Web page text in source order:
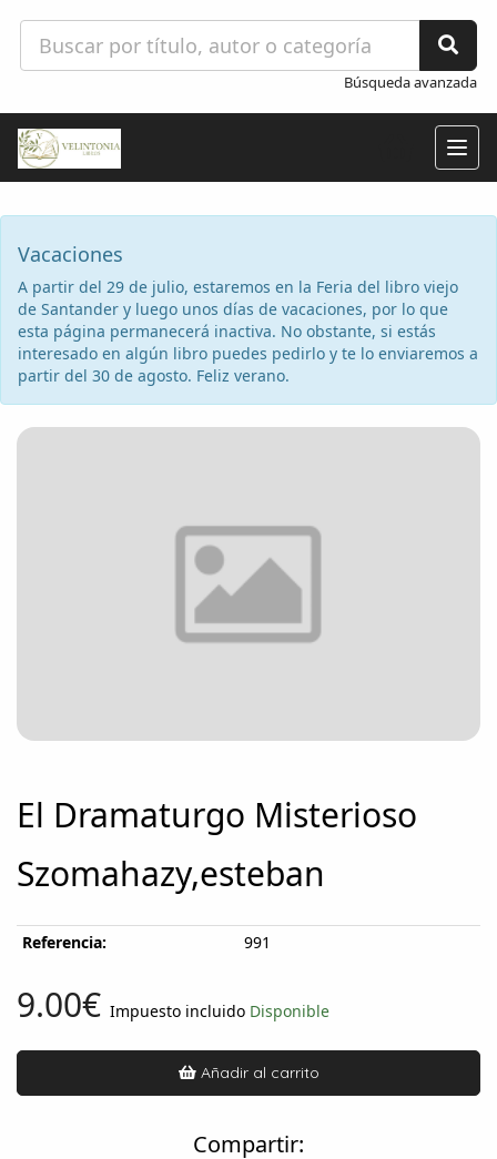
Búsqueda avanzada
Vacaciones
A partir del 29 de julio, estaremos en la Feria del libro viejo
de Santander y luego unos días de vacaciones, por lo que
esta página permanecerá inactiva. No obstante, si estás
interesado en algún libro puedes pedirlo y te lo enviaremos a
partir del 30 de agosto. Feliz verano.
El Dramaturgo Misterioso
Szomahazy,esteban
Referencia: 991
9.00€ Impuesto incluido Disponible
Añadir al carrito
Compartir: